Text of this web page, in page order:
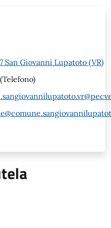
San Giovanni Lupatoto (VR)
(Telefono)